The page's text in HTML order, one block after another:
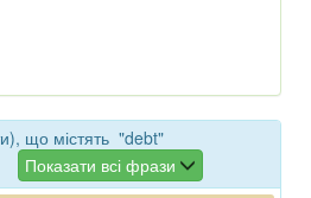
що містять "debt"
Показати всі фрази